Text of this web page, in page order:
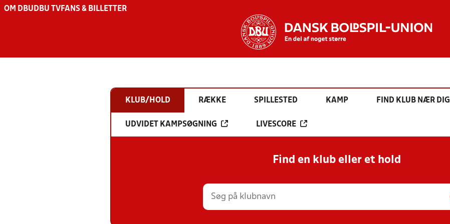
OM DBU DBU TV FANS & BILLETTER
KLUB/HOLD RÆKKE SPILLESTED KAMP FIND KLUB NÆR DIG
UDVIDET KAMPSØGNING LIVESCORE
Find en klub eller et hold